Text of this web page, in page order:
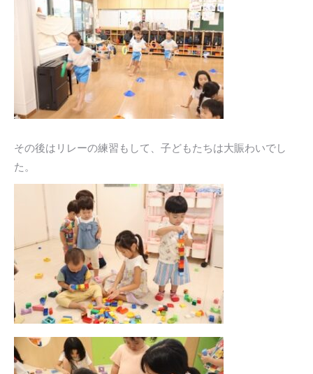
その後はリレーの練習もして、子どもたちは大賑わいでし
た。